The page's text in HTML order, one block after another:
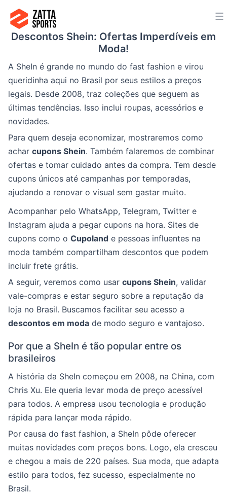
para
Descontos Shein: Ofertas Imperdíveis em
Moda!
A SheIn é grande no mundo do fast fashion e virou
queridinha aqui no Brasil por seus estilos a preços
legais. Desde 2008, traz coleções que seguem as
últimas tendências. Isso inclui roupas, acessórios e
novidades.
Para quem deseja economizar, mostraremos como
achar cupons Shein. Também falaremos de combinar
ofertas e tomar cuidado antes da compra. Tem desde
cupons únicos até campanhas por temporadas,
ajudando a renovar o visual sem gastar muito.
Acompanhar pelo WhatsApp, Telegram, Twitter e
Instagram ajuda a pegar cupons na hora. Sites de
cupons como o Cupoland e pessoas influentes na
moda também compartilham descontos que podem
incluir frete grátis.
A seguir, veremos como usar cupons Shein, validar
vale-compras e estar seguro sobre a reputação da
loja no Brasil. Buscamos facilitar seu acesso a
descontos em moda de modo seguro e vantajoso.
Por que a SheIn é tão popular entre os
brasileiros
A história da SheIn começou em 2008, na China, com
Chris Xu. Ele queria levar moda de preço acessível
para todos. A empresa usou tecnologia e produção
rápida para lançar moda rápido.
Por causa do fast fashion, a SheIn pôde oferecer
muitas novidades com preços bons. Logo, ela cresceu
e chegou a mais de 220 países. Sua moda, que adapta
estilo para todos, fez sucesso, especialmente no
Brasil.